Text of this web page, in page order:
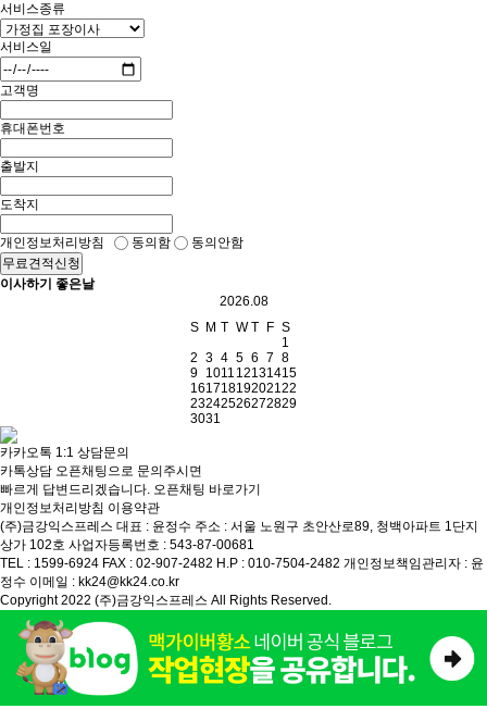
서비스종류
서비스일
고객명
휴대폰번호
출발지
도착지
개인정보처리방침 동의함
동의안함
무료견적신청
이사하기 좋은날
2026.08
S M T W T F S
1
2 3 4 5 6 7 8
9 1011 12131415
16171819202122
23242526272829
3031
카카오톡 1:1 상담문의
카톡상담 오픈채팅으로 문의주시면
빠르게 답변드리겠습니다. 오픈채팅 바로가기
개인정보처리방침 이용약관
(주)금강익스프레스 대표 : 윤정수 주소 : 서울 노원구 초안산로89, 청백아파트 1단지
상가 102호 사업자등록번호 : 543-87-00681
TEL : 1599-6924 FAX : 02-907-2482 H.P : 010-7504-2482 개인정보책임관리자 : 윤
정수 이메일 : kk24@kk24.co.kr
Copyright 2022 (주)금강익스프레스 All Rights Reserved.